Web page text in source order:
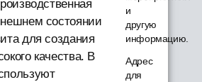
состоянии
для создания
качества. В
и
другую
информацию.
Адрес
для